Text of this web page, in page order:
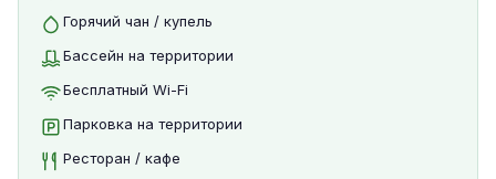
Горячий чан / купель
Бассейн на территории
Бесплатный Wi-Fi
Парковка на территории
Ресторан / кафе